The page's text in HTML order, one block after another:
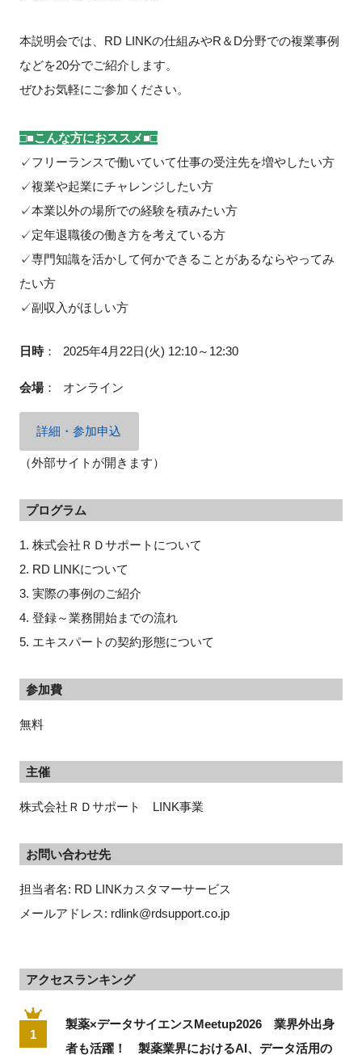
本説明会では、RD LINKの仕組みやR＆D分野での複業事例
などを20分でご紹介します。
ぜひお気軽にご参加ください。
□■こんな方におススメ■□
✓フリーランスで働いていて仕事の受注先を増やしたい方
✓複業や起業にチャレンジしたい方
✓本業以外の場所での経験を積みたい方
✓定年退職後の働き方を考えている方
✓専門知識を活かして何かできることがあるならやってみ
たい方
✓副収入がほしい方
日時： 2025年4月22日(火) 12:10～12:30
会場： オンライン
詳細・参加申込
（外部サイトが開きます）
プログラム
1. 株式会社ＲＤサポートについて
2. RD LINKについて
3. 実際の事例のご紹介
4. 登録～業務開始までの流れ
5. エキスパートの契約形態について
参加費
無料
主催
株式会社ＲＤサポート LINK事業
お問い合わせ先
担当者名: RD LINKカスタマーサービス
メールアドレス: rdlink@rdsupport.co.jp
アクセスランキング
1
製薬×データサイエンスMeetup2026 業界外出身
者も活躍！ 製薬業界におけるAI、データ活用の